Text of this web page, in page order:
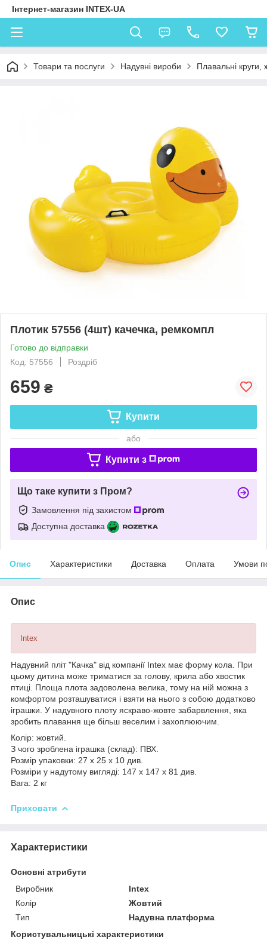
Інтернет-магазин INTEX-UA
Товари та послуги Надувні вироби Плавальні круги,
Плотик 57556 (4шт) качечка, ремкомпл
Готово до відправки
Код: 57556
Роздріб
659 ₴
Купити
або
Купити з
Що таке купити з Пром?
Замовлення під захистом
Доступна доставка
Опис Характеристики Доставка Оплата Умови
Опис
Intex
Надувний пліт "Качка" від компанії Intex має форму кола. При
цьому дитина може триматися за голову, крила або хвостик
птиці. Площа плота задоволена велика, тому на ній можна з
комфортом розташуватися і взяти на нього з собою додатково
іграшки. У надувного плоту яскраво-жовте забарвлення, яка
зробить плавання ще більш веселим і захоплюючим.
Колір: жовтий.
З чого зроблена іграшка (склад): ПВХ.
Розмір упаковки: 27 х 25 х 10 див.
Розміри у надутому вигляді: 147 х 147 х 81 див.
Вага: 2 кг
Приховати
Характеристики
Основні атрибути
Виробник
Intex
Колір
Жовтий
Тип
Надувна платформа
Користувальницькі характеристики